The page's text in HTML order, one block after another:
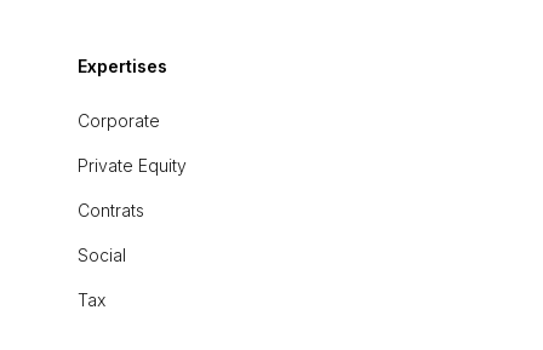
Expertises
Corporate
Private Equity
Contrats
Social
Tax